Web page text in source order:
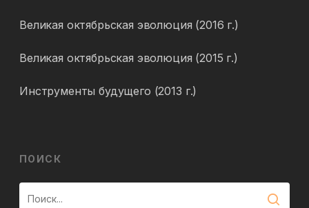
Великая октябрьская эволюция (2016 г.)
Великая октябрьская эволюция (2015 г.)
Инструменты будущего (2013 г.)
ПОИСК